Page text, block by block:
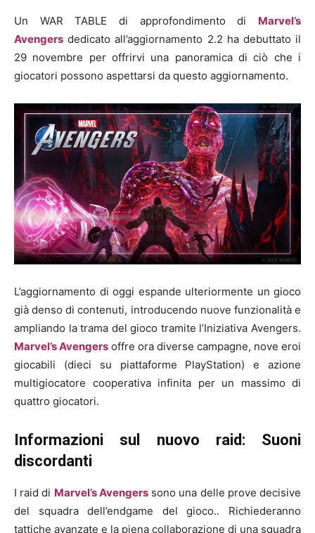
Un WAR TABLE di approfondimento di Marvel’s
Avengers dedicato all’aggiornamento 2.2 ha debuttato il
29 novembre per offrirvi una panoramica di ciò che i
giocatori possono aspettarsi da questo aggiornamento.
L’aggiornamento di oggi espande ulteriormente un gioco
già denso di contenuti, introducendo nuove funzionalità e
ampliando la trama del gioco tramite l’Iniziativa Avengers.
Marvel’s Avengers offre ora diverse campagne, nove eroi
giocabili (dieci su piattaforme PlayStation) e azione
multigiocatore cooperativa infinita per un massimo di
quattro giocatori.
Informazioni sul nuovo raid: Suoni
discordanti
I raid di Marvel’s Avengers sono una delle prove decisive
del squadra dell’endgame del gioco.. Richiederanno
tattiche avanzate e la piena collaborazione di una squadra